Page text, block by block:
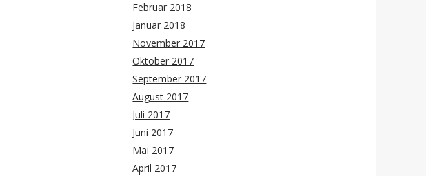
Februar 2018
Januar 2018
November 2017
Oktober 2017
September 2017
August 2017
Juli 2017
Juni 2017
Mai 2017
April 2017